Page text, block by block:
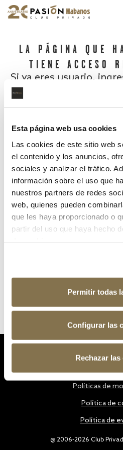
Esta página web usa cookies
Las cookies de este sitio web
el contenido y los anuncios,
sociales y analizar el tráfico.
información sobre el uso que
nuestros partners de redes
web, quienes pueden
que les haya proporcionado o
partir del uso que haya hecho
Permitir todas
Configurar las
Rechazar
LA PÁGINA QUE
TIENE ACCESO
Si ya eres usuario,
¿Has olvidado tu contraseña?
@ 2006-2026 Club
Políticas de
Política de
Política de